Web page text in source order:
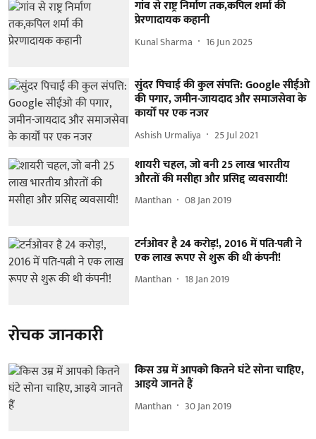
गांव से राष्ट्र निर्माण तक,कपिल शर्मा की
प्रेरणादायक कहानी
Kunal Sharma 16 Jun 2025
सुंदर पिचाई की कुल संपत्ति: Google सीईओ
की पगार, जमीन-जायदाद और समाजसेवा के
कार्यों पर एक नजर
Ashish Urmaliya 25 Jul 2021
शायरी चहल, जो बनी 25 लाख भारतीय
औरतों की मसीहा और प्रसिद्द व्यवसायी!
Manthan 08 Jan 2019
टर्नओवर है 24 करोड़!, 2016 में पति-पत्नी ने
एक लाख रूपए से शुरू की थी कंपनी!
Manthan 18 Jan 2019
रोचक जानकारी
किस उम्र में आपको कितने घंटे सोना चाहिए,
आइये जानते हैं
Manthan 30 Jan 2019